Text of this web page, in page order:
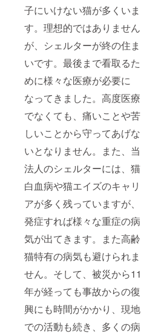
子にいけない猫が多くいま
す。理想的ではありません
が、シェルターが終の住ま
いです。最後まで看取るた
めに様々な医療が必要に
なってきました。高度医療
でなくても、痛いことや苦
しいことから守ってあげな
いとなりません。また、当
法人のシェルターには、猫
白血病や猫エイズのキャリ
アが多く残っていますが、
発症すれば様々な重症の病
気が出てきます。また高齢
猫特有の病気も避けられま
せん。そして、被災から11
年が経っても事故からの復
興にも時間がかかり、現地
での活動も続き、多くの病